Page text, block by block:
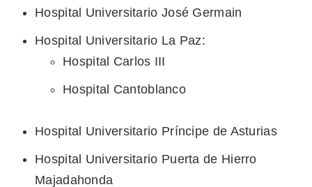
Hospital Universitario José Germain
Hospital Universitario La Paz:
Hospital Carlos III
Hospital Cantoblanco
Hospital Universitario Príncipe de Asturias
Hospital Universitario Puerta de Hierro
Majadahonda